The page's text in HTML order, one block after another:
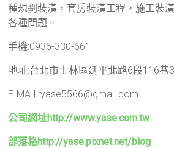
種規劃裝潢，套房裝潢工程，施工裝
各種問題。
手機:0936-330-661
地址:台北市士林區延平北路6段116巷
E-MAIL:yase5566@gmail.com
公司網址http://www.yase.com.tw
部落格http://yase.pixnet.net/blog